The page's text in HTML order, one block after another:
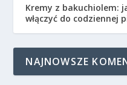
Kremy z bakuchiolem:
włączyć do codziennej
NAJNOWSZE